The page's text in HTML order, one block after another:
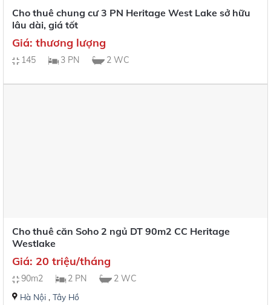
Cho thuê chung cư 3 PN Heritage West Lake sở hữu
lâu dài, giá tốt
Giá: thương lượng
145 3 PN 2 WC
Cho thuê căn Soho 2 ngủ DT 90m2 CC Heritage
Westlake
Giá: 20 triệu/tháng
90m2 2 PN 2 WC
Hà Nội, Tây Hồ